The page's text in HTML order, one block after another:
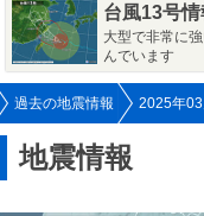
台風13号情
大型で非常に
んでいます
過去の地震情報 2025年03
地震情報